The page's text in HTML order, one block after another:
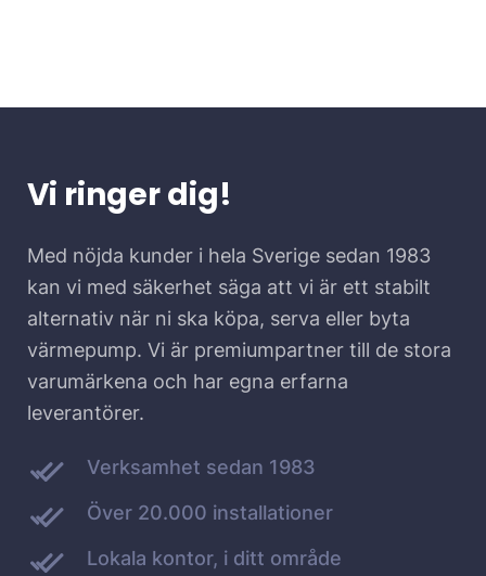
Vi ringer dig!
Med nöjda kunder i hela Sverige sedan 1983
kan vi med säkerhet säga att vi är ett stabilt
alternativ när ni ska köpa, serva eller byta
värmepump. Vi är premiumpartner till de stora
varumärkena och har egna erfarna
leverantörer.
Verksamhet sedan 1983
Över 20.000 installationer
Lokala kontor, i ditt område